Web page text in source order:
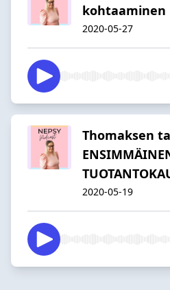
kohtaaminen
2020-05-27
Thomaksen
2020-05-19